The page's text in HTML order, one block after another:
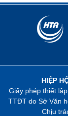
HIỆP
Giấy phép thiết
TTĐT do Sở Văn
Chịu